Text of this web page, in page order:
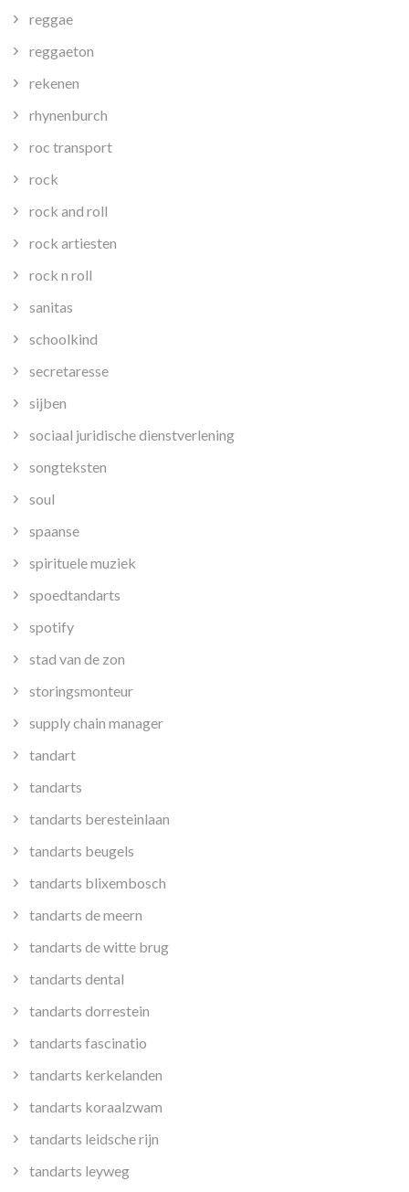
reggae
reggaeton
rekenen
rhynenburch
roc transport
rock
rock and roll
rock artiesten
rock n roll
sanitas
schoolkind
secretaresse
sijben
sociaal juridische dienstverlening
songteksten
soul
spaanse
spirituele muziek
spoedtandarts
spotify
stad van de zon
storingsmonteur
supply chain manager
tandart
tandarts
tandarts beresteinlaan
tandarts beugels
tandarts blixembosch
tandarts de meern
tandarts de witte brug
tandarts dental
tandarts dorrestein
tandarts fascinatio
tandarts kerkelanden
tandarts koraalzwam
tandarts leidsche rijn
tandarts leyweg